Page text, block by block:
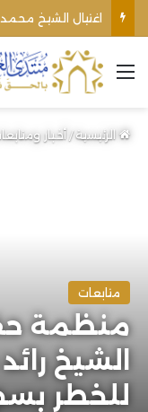
القائمة
الرئيسية/أخبار
متابعات
منظمة
الشيخ
للخطر